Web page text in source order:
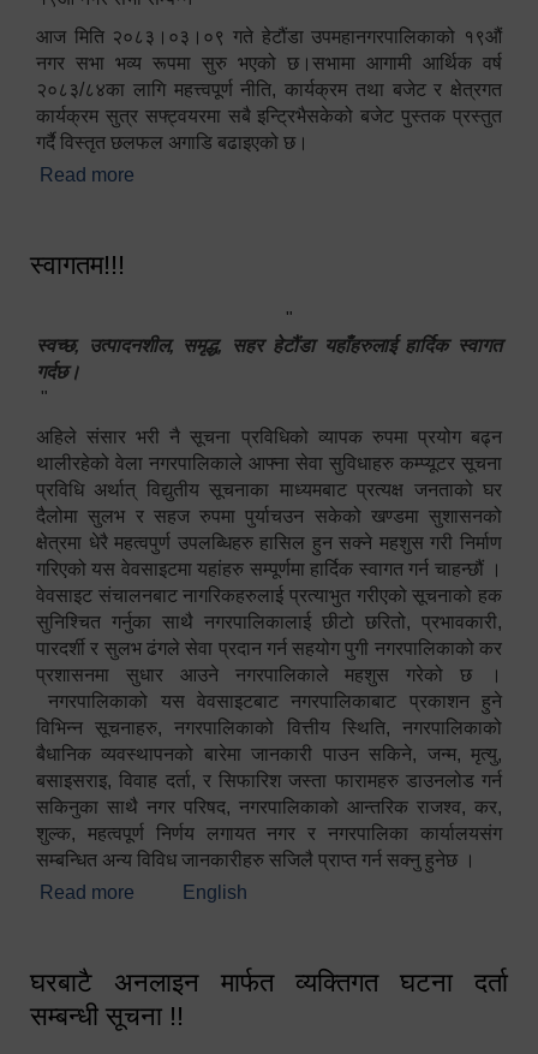
आज मिति २०८३।०३।०९ गते हेटौंडा उपमहानगरपालिकाको १९औं
नगर सभा भव्य रूपमा सुरु भएको छ।सभामा आगामी आर्थिक वर्ष
२०८३/८४का लागि महत्त्वपूर्ण नीति, कार्यक्रम तथा बजेट र क्षेत्रगत
कार्यक्रम सुत्र सफ्ट्वयरमा सबै इन्ट्रिभैसकेको बजेट पुस्तक प्रस्तुत
गर्दै विस्तृत छलफल अगाडि बढाइएको छ।
Read more
स्वागतम!!!
"
स्वच्छ, उत्पादनशील, समृद्ध, सहर हेटौंडा यहाँहरुलाई हार्दिक स्वागत
गर्दछ।
"
अहिले संसार भरी नै सूचना प्रविधिको व्यापक रुपमा प्रयोग बढ्न
थालीरहेको वेला नगरपालिकाले आफ्ना सेवा सुविधाहरु कम्प्यूटर सूचना
प्रविधि अर्थात् विद्युतीय सूचनाका माध्यमबाट प्रत्यक्ष जनताको घर
दैलोमा सुलभ र सहज रुपमा पुर्याचउन सकेको खण्डमा सुशासनको
क्षेत्रमा धेरै महत्वपुर्ण उपलब्धिहरु हासिल हुन सक्ने महशुस गरी निर्माण
गरिएको यस वेवसाइटमा यहांहरु सम्पूर्णमा हार्दिक स्वागत गर्न चाहन्छौं ।
वेवसाइट संचालनबाट नागरिकहरुलाई प्रत्याभुत गरीएको सूचनाको हक
सुनिश्चित गर्नुका साथै नगरपालिकालाई छीटो छरितो, प्रभावकारी,
पारदर्शी र सुलभ ढंगले सेवा प्रदान गर्न सहयोग पुगी नगरपालिकाको कर
प्रशासनमा सुधार आउने नगरपालिकाले महशुस गरेको छ ।
नगरपालिकाको यस वेवसाइटबाट नगरपालिकाबाट प्रकाशन हुने
विभिन्न सूचनाहरु, नगरपालिकाको वित्तीय स्थिति, नगरपालिकाको
बैधानिक व्यवस्थापनको बारेमा जानकारी पाउन सकिने, जन्म, मृत्यु,
बसाइसराइ, विवाह दर्ता, र सिफारिश जस्ता फारामहरु डाउनलोड गर्न
सकिनुका साथै नगर परिषद, नगरपालिकाको आन्तरिक राजश्व, कर,
शुल्क, महत्वपूर्ण निर्णय लगायत नगर र नगरपालिका कार्यालयसंग
सम्बन्धित अन्य विविध जानकारीहरु सजिलै प्राप्त गर्न सक्नु हुनेछ ।
Read more about स्वागतम!!!
English
घरबाटै अनलाइन मार्फत व्यक्तिगत घटना दर्ता
सम्बन्धी सूचना !!